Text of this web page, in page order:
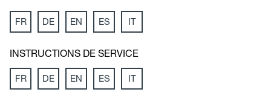
FR DE EN ES IT
INSTRUCTIONS DE SERVICE
FR DE EN ES IT